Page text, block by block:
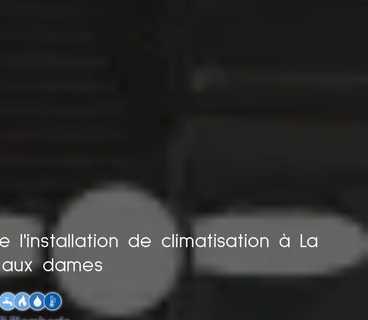
l'installation de climatisation à La
dames